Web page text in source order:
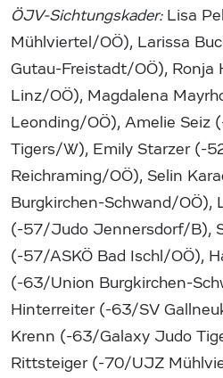
ÖJV-Sichtungskader:Lisa
Mühlviertel/OÖ), Larissa
Gutau-Freistadt/OÖ),
Linz/OÖ), Magdalena
Leonding/OÖ), Amelie Seiz
Tigers/W), Emily Starzer (-
Reichraming/OÖ), Selin
Burgkirchen-Schwand/OÖ),
(-57/Judo Jennersdorf/B),
(-57/ASKÖ Bad Ischl/OÖ),
(-63/Union Burgkirchen-
Hinterreiter (-63/SV
Krenn (-63/Galaxy Judo
Rittsteiger (-70/UJZ